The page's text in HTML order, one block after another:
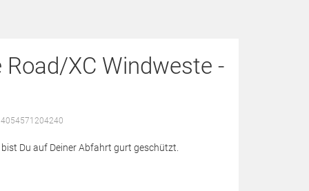
Road/XC Windweste -
4054571204240
Du auf Deiner Abfahrt gurt geschützt.